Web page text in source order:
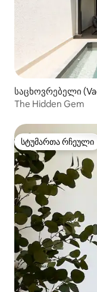
საცხოვრებელი
The Hidden Gem
სტუმართა რჩეული
სტუმართა რჩეული